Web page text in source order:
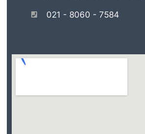
021 - 8060 - 7584